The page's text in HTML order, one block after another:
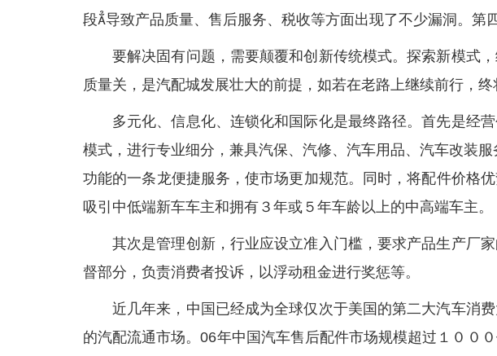
段导致产品质量、售后服务、税收等方面出现了不少漏洞。第
要解决固有问题，需要颠覆和创新传统模式。探索新模式
质量关，是汽配城发展壮大的前提，如若在老路上继续前行，终
多元化、信息化、连锁化和国际化是最终路径。首先是经
模式，进行专业细分，兼具汽保、汽修、汽车用品、汽车改装
功能的一条龙便捷服务，使市场更加规范。同时，将配件价格
吸引中低端新车车主和拥有３年或５年车龄以上的中高端车主。
其次是管理创新，行业应设立准入门槛，要求产品生产厂
督部分，负责消费者投诉，以浮动租金进行奖惩等。
近几年来，中国已经成为全球仅次于美国的第二大汽车消
的汽配流通市场。06年中国汽车售后配件市场规模超过１００